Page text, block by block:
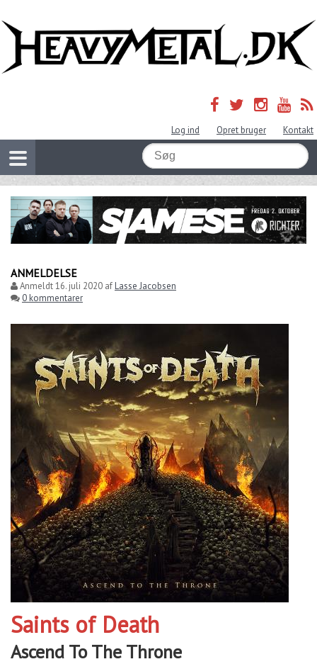
Log ind Opret bruger Kontakt
ANMELDELSE
Anmeldt16. juli 2020 afLasse Jacobsen
0 kommentarer
Saints of Death
Ascend To The Throne